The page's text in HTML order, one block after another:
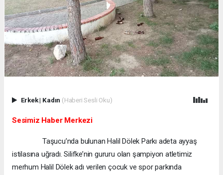
Erkek| Kadın (Haberi Sesli Oku)
Sesimiz Haber Merkezi
Taşucu’nda bulunan Halil Dölek Parkı adeta ayyaş
istilasına uğradı. Silifke’nin gururu olan şampiyon atletimiz
merhum Halil Dölek adı verilen çocuk ve spor parkında